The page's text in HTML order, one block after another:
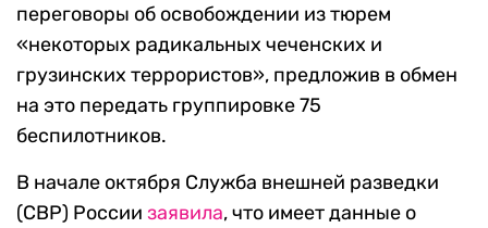
переговоры об освобождении из тюрем
«некоторых радикальных чеченских и
грузинских террористов», предложив в обмен
на это передать группировке 75
беспилотников.
В начале октября Служба внешней разведки
(СВР) России заявила, что имеет данные о